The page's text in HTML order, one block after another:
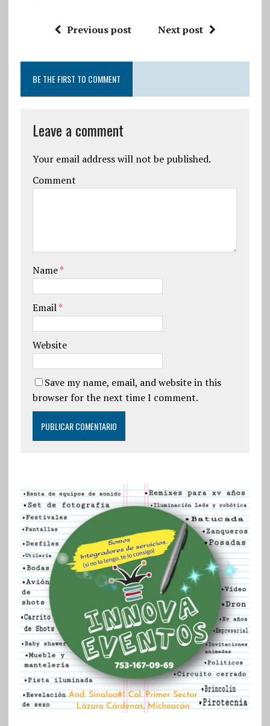
Previous post Next post
BE THE FIRST TO COMMENT
Leave a comment
Your email address will not be published.
Comment
Name*
Email*
Website
Save my name, email, and website in this
browser for the next time I comment.